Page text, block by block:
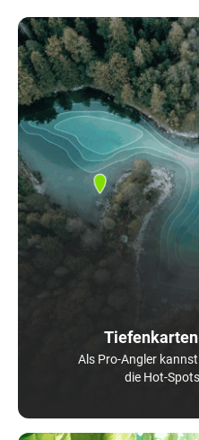
Als Pro-Angler
die Hot-